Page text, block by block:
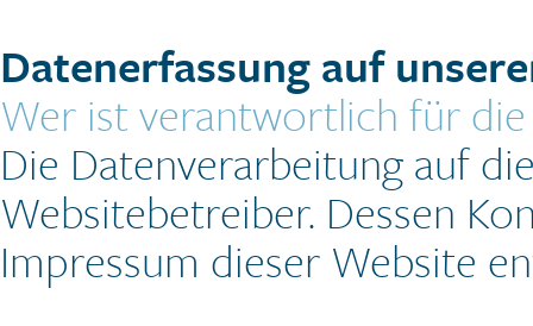
Datenerfassung auf
Wer ist verantwortlich für
Die Datenverarbeitung auf
Websitebetreiber. Dessen
Impressum dieser Website